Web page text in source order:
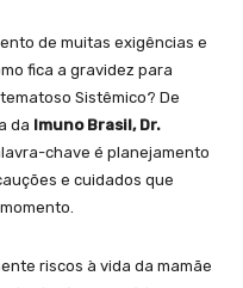
de muitas exigências e
fica a gravidez para
Sistêmico? De
da Imuno Brasil, Dr.
chave é planejamento
e cuidados que
riscos à vida da mamãe